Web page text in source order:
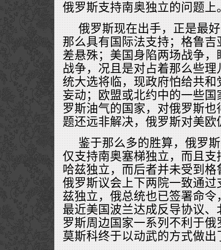
俄罗斯支持南奥独立的问题上
俄罗斯现在出手，正是最
那么具有国际法支持；格鲁
差悬殊；美国身陷两场战争
战争，况且是对占着那么些
统大选将临，现政府怕给共
妄动；欧盟或北约中的一些
罗斯油气的国家，对俄罗斯
题还远非解决，俄罗斯对美欧
鉴于那么多的胜算，俄罗
仅支持南奥塞梯独立，而且
哈兹独立，而后者并未受到
俄罗斯议会上下两院一致通
兹独立，俄总统也已签署命
最近美国波兰达成反导协议
罗斯周边国家一系列不利于
莫斯科终于以动武的方式做出